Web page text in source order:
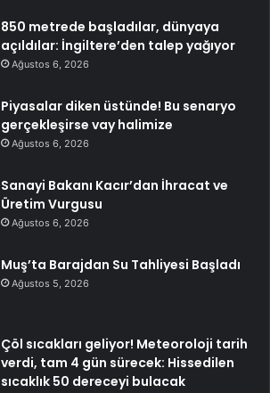
850 metrede başladılar, dünyaya
açıldılar: İngiltere’den talep yağıyor
Ağustos 6, 2026
Piyasalar diken üstünde! Bu senaryo
gerçekleşirse vay halimize
Ağustos 6, 2026
Sanayi Bakanı Kacır’dan İhracat ve
Üretim Vurgusu
Ağustos 6, 2026
Muş’ta Barajdan Su Tahliyesi Başladı
Ağustos 5, 2026
Çöl sıcakları geliyor! Meteoroloji tarih
verdi, tam 4 gün sürecek: Hissedilen
sıcaklık 50 dereceyi bulacak